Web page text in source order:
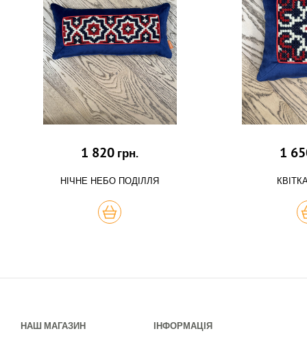
1 820 грн.
НІЧНЕ НЕБО ПОДІЛЛЯ
КУПИТЬ
1
НАШ МАГАЗИН ІНФОРМАЦІЯ